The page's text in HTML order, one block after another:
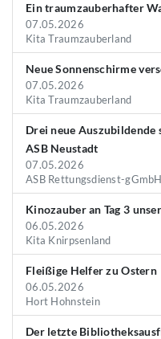
Ein traumzauberhafter
07.05.2026
Kita Traumzauberland
Neue Sonnenschirme
07.05.2026
Kita Traumzauberland
Drei neue
ASB Neustadt
07.05.2026
ASB Rettungsdienst-
Kinozauber an Tag 3
06.05.2026
Kita Knirpsenland
Fleißige Helfer zu Ostern
06.05.2026
Hort Hohnstein
Der letzte